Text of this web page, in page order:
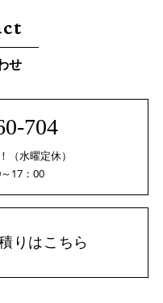
せ
704
（水曜定休）
17：00
りはこちら